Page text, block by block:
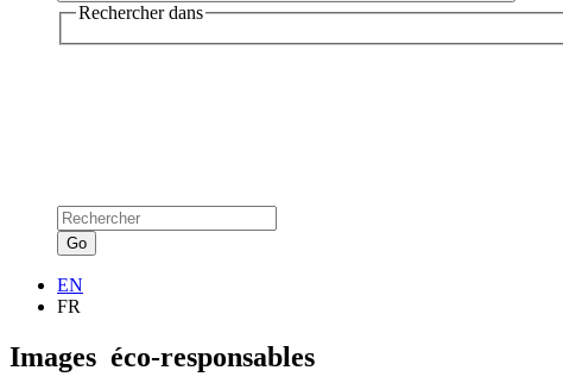
Rechercher dans
Go
EN
FR
Images éco-responsables